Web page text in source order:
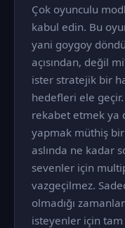
Çok oyunculu
kabul edin. Bu
yani goygoy
açısından, değil
ister stratejik bir
hedefleri ele
rekabet etmek ya
yapmak müthiş
aslında ne kadar
sevenler için
vazgeçilmez.
olmadığı
isteyenler için tam